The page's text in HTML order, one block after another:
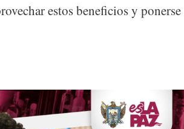
estos beneficios y